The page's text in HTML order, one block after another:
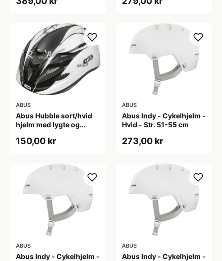
cm)
ABUS
Abus Hubble sort/hvid
hjelm med lygte og
(Hjelmstørrelse: 46-52
150,00 kr
ABUS
Abus Indy - Cykelhjelm -
Hvid - Str. 51-55 cm
273,00 kr
ABUS
Abus Indy - Cykelhjelm -
ABUS
Abus Indy - Cykelhjelm -